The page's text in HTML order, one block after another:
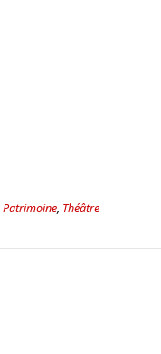
Patrimoine, Théâtre